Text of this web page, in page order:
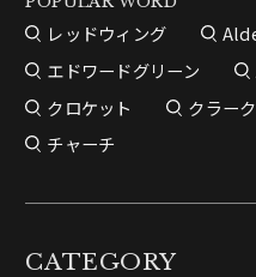
レッドウィング
エドワードグリーン
クロケット
クラー
チャーチ
CATEGORY